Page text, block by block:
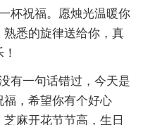
杯祝福。愿烛光温暖你
悉的旋律送给你，真
有一句话错过，今天是
，希望你有个好心
麻开花节节高，生日